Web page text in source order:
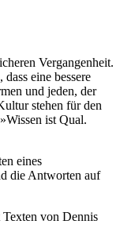
Vergangenheit.
eine bessere
und jeden, der
stehen für den
ist Qual.
eines
die Antworten auf
Texten von Dennis